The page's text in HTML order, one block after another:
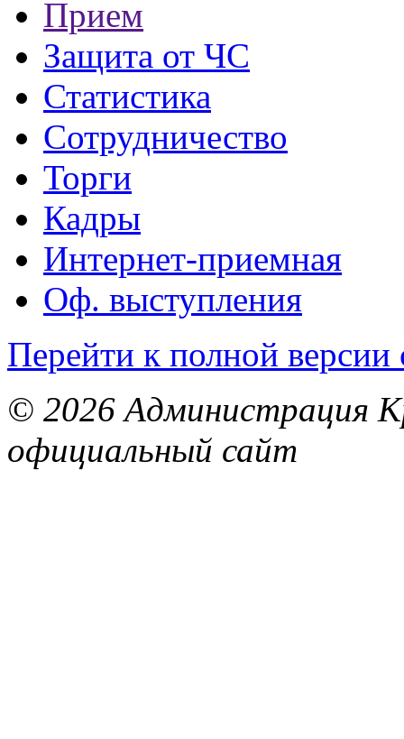
Прием
Защита от ЧС
Статистика
Сотрудничество
Торги
Кадры
Интернет-приемная
Оф. выступления
Перейти к полной версии
© 2026 Администрация
официальный сайт